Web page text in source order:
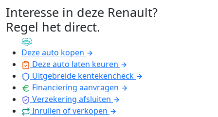
Interesse in deze Renault?
Regel het direct.
Deze auto kopen
Deze auto laten keuren
Uitgebreide kentekencheck
Financiering aanvragen
Verzekering afsluiten
Inruilen of verkopen